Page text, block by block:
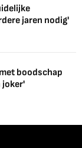
jaren nodig'
boodschap
joker'